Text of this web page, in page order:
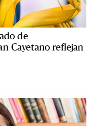
de
Cayetano reflejan